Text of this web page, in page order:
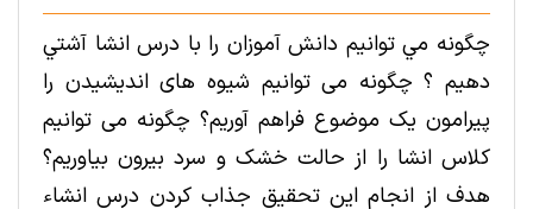
چگونه مي توانیم دانش آموزان را با درس انشا آشتي
دهیم ؟ چگونه می توانیم شيوه های انديشيدن را
پيرامون يک موضوع فراهم آوریم؟ چگونه می توانیم
کلاس انشا را از حالت خشک و سرد بيرون بياوریم؟
هدف از انجام این تحقیق جذاب کردن درس انشاء